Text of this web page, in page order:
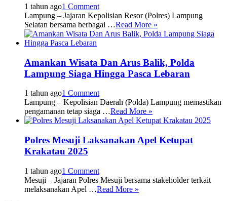
1 tahun ago1 Comment
Lampung – Jajaran Kepolisian Resor (Polres) Lampung
Selatan bersama berbagai …Read More »
Amankan Wisata Dan Arus Balik, Polda
Lampung Siaga Hingga Pasca Lebaran
1 tahun ago1 Comment
Lampung – Kepolisian Daerah (Polda) Lampung memastikan
pengamanan tetap siaga …Read More »
Polres Mesuji Laksanakan Apel Ketupat
Krakatau 2025
1 tahun ago1 Comment
Mesuji – Jajaran Polres Mesuji bersama stakeholder terkait
melaksanakan Apel …Read More »